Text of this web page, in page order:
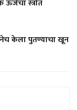
स्त्रोत
केला पुतण्याचा खून